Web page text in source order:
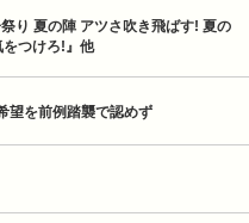
り 夏の陣 アツさ吹き飛ばす! 夏の
つけろ!』他
望を前例踏襲で認めず